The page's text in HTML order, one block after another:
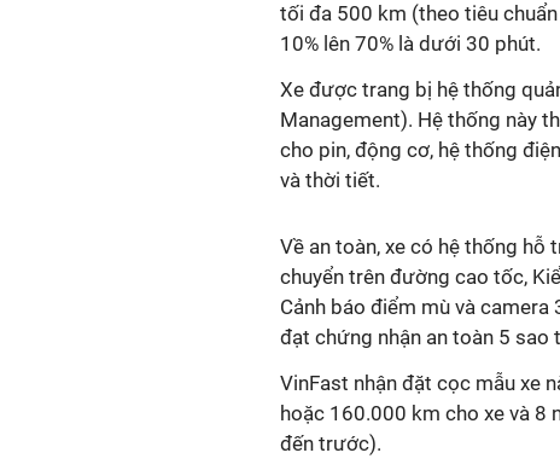
tối đa 500 km (theo tiêu
10% lên 70% là dưới 30 phút.
Xe được trang bị hệ thống
Management). Hệ thống này
cho pin, động cơ, hệ thống
và thời tiết.
Về an toàn, xe có hệ thống hỗ
chuyển trên đường cao tốc,
Cảnh báo điểm mù và
đạt chứng nhận an toàn 5 sao
VinFast nhận đặt cọc mẫu xe
hoặc 160.000 km cho xe và 8
đến trước).